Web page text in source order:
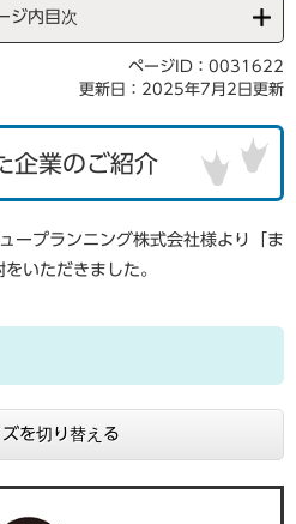
ジ内目次
ページID：0031622
更新日：2025年7月2日更新
企業のご紹介
ープランニング株式会社様より「ま
いただきました。
を切り替える